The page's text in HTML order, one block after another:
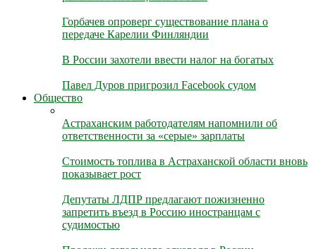
Горбачев опроверг существование плана о
передаче Карелии Финляндии
В России захотели ввести налог на богатых
Павел Дуров пригрозил Facebook судом
Общество
Астраханским работодателям напомнили об
ответственности за «серые» зарплаты
Стоимость топлива в Астраханской области вновь
показывает рост
Депутаты ЛДПР предлагают пожизненно
запретить въезд в Россию иностранцам с
судимостью